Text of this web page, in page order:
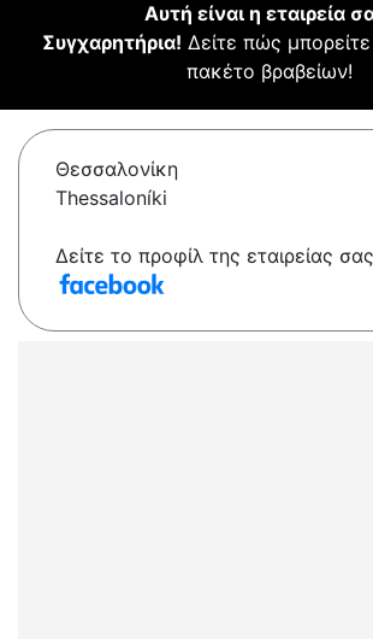
Αυτή είναι η εταιρεία
Συγχαρητήρια! Δείτε πώς
πακέτο βραβείων!
Θεσσαλονίκη
Thessaloníki
Δείτε το προφίλ της εταιρείας σας